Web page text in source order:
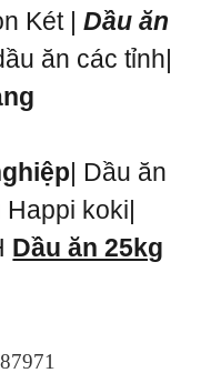
Két |Dầu ăn
ăn các tỉnh|
| Dầu ăn
koki|
Dầu ăn 25kg